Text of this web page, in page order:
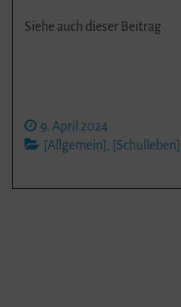
Siehe auch dieser Beitrag
9. April 2024
[Allgemein] , [Schulleben]